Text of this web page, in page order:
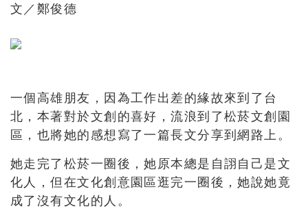
文／鄭俊德
一個高雄朋友，因為工作出差的緣故來到了台
北，本著對於文創的喜好，流浪到了松菸文創園
區，也將她的感想寫了一篇長文分享到網路上。
她走完了松菸一圈後，她原本總是自詡自己是文
化人，但在文化創意園區逛完一圈後，她說她竟
成了沒有文化的人。